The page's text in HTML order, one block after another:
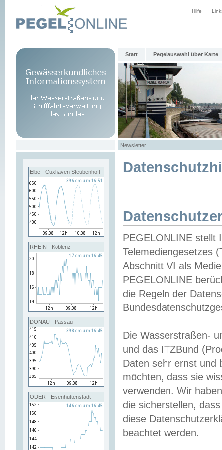
Hilfe
Start Pegelauswahl über Karte
Newsletter
Elbe - Cuxhaven Steubenhöft
RHEIN - Koblenz
DONAU - Passau
ODER - Eisenhüttenstadt
PEGELONLINE stellt
Telemediengesetzes
Abschnitt VI als
PEGELONLINE
die Regeln der
Die Wasserstraßen-
und das ITZBund
Daten sehr ernst und
möchten, dass sie
verwenden. Wir
die sicherstellen,
diese
beachtet werden.